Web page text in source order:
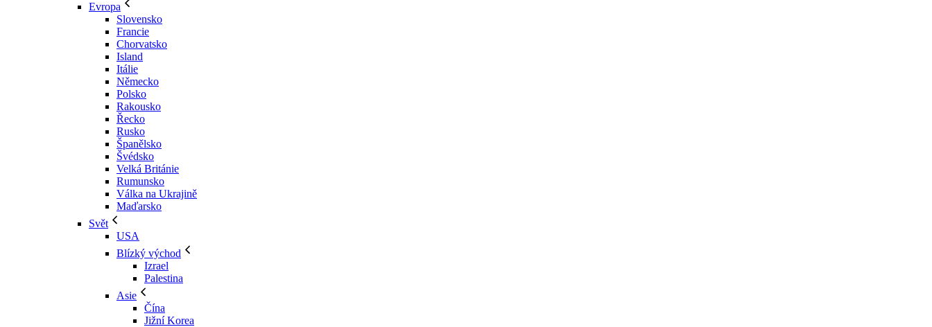
Evropa
Slovensko
Francie
Chorvatsko
Island
Itálie
Německo
Polsko
Rakousko
Řecko
Rusko
Španělsko
Švédsko
Velká Británie
Rumunsko
Válka na Ukrajině
Maďarsko
Svět
USA
Blízký východ
Izrael
Palestina
Asie
Čína
Jižní Korea